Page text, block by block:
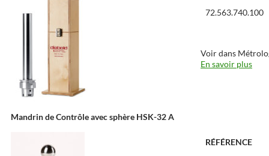
72.563.740.100
Voir dans
En savoir plus
Mandrin de Contrôle avec sphère HSK-32 A
RÉFÉRENCE